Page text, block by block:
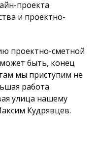
проекта
и проектно-
проектно-сметной
быть, конец
мы приступим не
работа
улица нашему
Кудрявцев.